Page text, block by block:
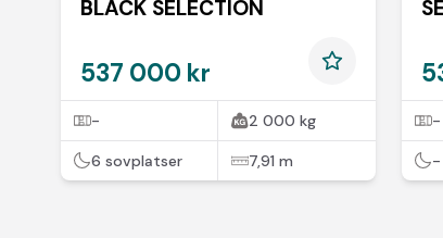
BLACK SELECTION
537 000 kr
- 2 000 kg
6 sovplatser 7,91 m
-
-